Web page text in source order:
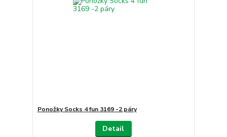
Ponožky Socks 4 fun 3169 -2 páry
Detail